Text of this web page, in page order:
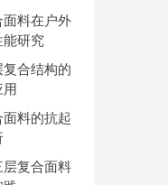
料在户外
能研究
合结构的
用
料的抗起
复合面料